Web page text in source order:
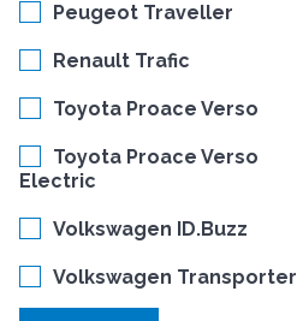
Peugeot Traveller
Renault Trafic
Toyota Proace Verso
Toyota Proace Verso
Electric
Volkswagen ID.Buzz
Volkswagen Transporter